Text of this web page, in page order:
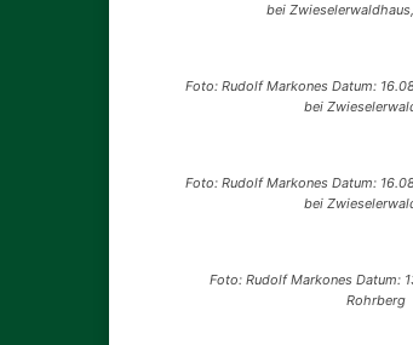
bei
Foto: Rudolf Markones Datum:
bei
Foto: Rudolf Markones Datum:
bei
Foto: Rudolf Markones Datum:
Rohrberg